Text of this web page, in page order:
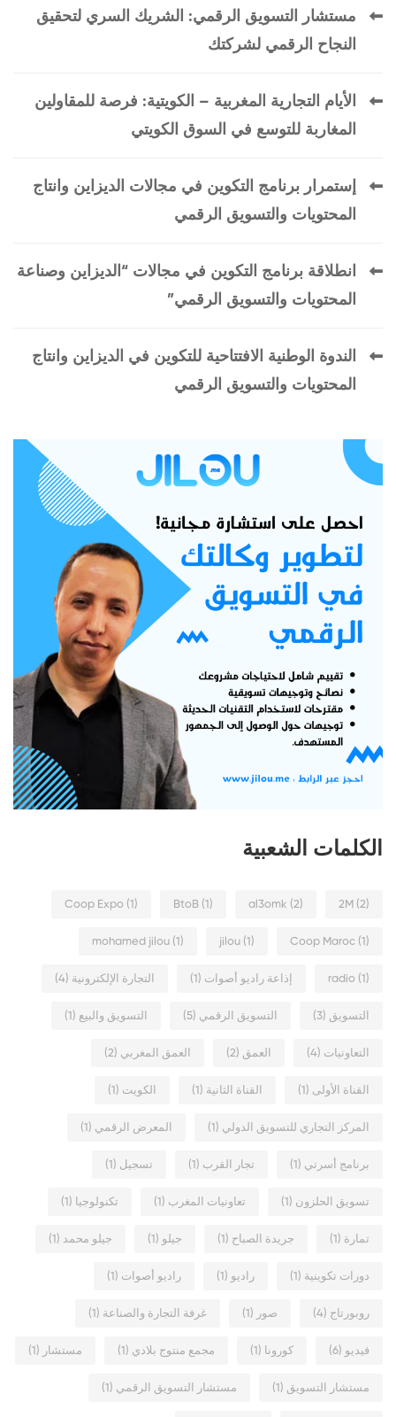
مستشار التسويق الرقمي: الشريك السري لتحقيق
النجاح الرقمي لشركتك
الأيام التجارية المغربية – الكويتية: فرصة للمقاولين
المغاربة للتوسع في السوق الكويتي
إستمرار برنامج التكوين في مجالات الديزاين وانتاج
المحتويات والتسويق الرقمي
انطلاقة برنامج التكوين في مجالات “الديزاين وصناعة
المحتويات والتسويق الرقمي”
الندوة الوطنية الافتتاحية للتكوين في الديزاين وانتاج
المحتويات والتسويق الرقمي
الكلمات الشعبية
2M (2)
al3omk (2)
BtoB (1)
Coop Expo (1)
Coop Maroc (1)
jilou (1)
mohamed jilou (1)
radio (1) إذاعة راديو أصوات (1) التجارة الإلكترونية (4)
التسويق (3) التسويق الرقمي (5) التسويق والبيع (1)
التعاونيات (4) العمق (2) العمق المغربي (2)
القناة الأولى (1) القناة الثانية (1) الكويت (1)
المركز التجاري للتسويق الدولي (1) المعرض الرقمي (1)
برنامج أسرتي (1) تجار القرب (1) تسجيل (1)
تسويق الحلزون (1) تعاونيات المغرب (1) تكنولوجيا (1)
تمارة (1) جريدة الصباح (1) جيلو (1) جيلو محمد (1)
دورات تكوينية (1) راديو (1) راديو أصوات (1)
روبورتاج (4) صور (1) غرفة التجارة والصناعة (1)
فيديو (6) كورونا (1) مجمع منتوج بلادي (1) مستشار (1)
مستشار التسويق (1) مستشار التسويق الرقمي (1)